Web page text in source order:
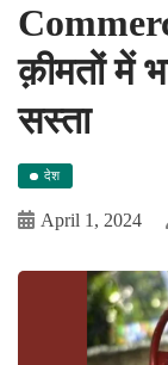
क़ीमतों में
सस्ता
देश
April 1, 2024